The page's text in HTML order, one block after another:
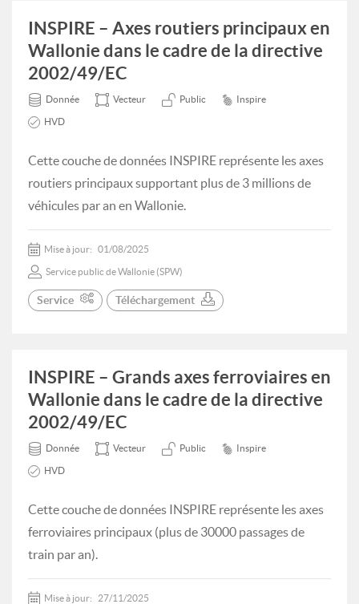
INSPIRE – Axes routiers principaux en
Wallonie dans le cadre de la directive
2002/49/EC
Donnée Vecteur Public Inspire
HVD
Cette couche de données INSPIRE représente les axes
routiers principaux supportant plus de 3 millions de
véhicules par an en Wallonie.
Mise à jour: 01/08/2025
Service public de Wallonie (SPW)
Service Téléchargement
INSPIRE – Grands axes ferroviaires en
Wallonie dans le cadre de la directive
2002/49/EC
Donnée Vecteur Public Inspire
HVD
Cette couche de données INSPIRE représente les axes
ferroviaires principaux (plus de 30000 passages de
train par an).
Mise à jour: 27/11/2025